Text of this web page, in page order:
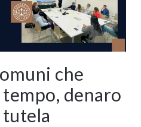
che
denaro